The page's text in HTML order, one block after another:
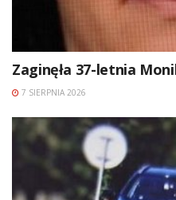
Zaginęła 37-letnia
7 SIERPNIA 2026